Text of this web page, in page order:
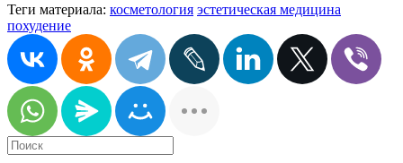
Теги материала: косметология эстетическая медицина
похудение